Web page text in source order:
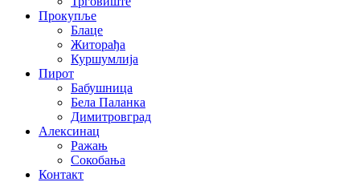
Прокупље
Блаце
Житорађа
Куршумлија
Пирот
Бабушница
Бела Паланка
Димитровград
Алексинац
Ражањ
Сокобања
Контакт